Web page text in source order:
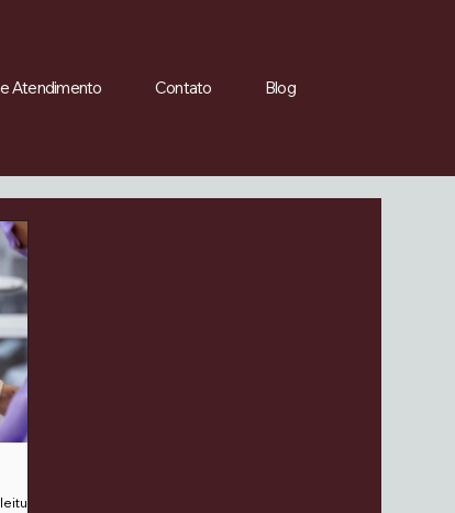
Atendimento Contato Blog